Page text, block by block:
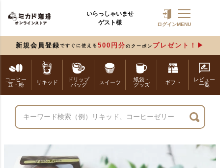
いらっしゃいませ
ゲスト様
ログインMENU
新規会員登録 ですぐに使える 500円分 のクーポン プレゼント！
コーヒー
豆・粉
リキッド
ドリップ
バッグ
スイーツ
紙袋・
グッズ
ギフト
レビュー
一覧